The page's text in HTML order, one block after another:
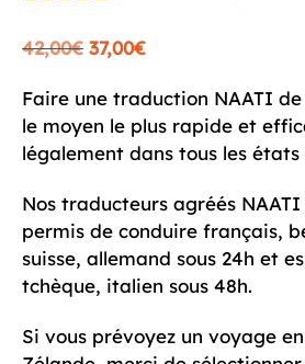
basé sur
42,00€ Le
initial
était :
42,00€.
37,00€Le
actuel
est :
37,00€.
Faire une traduction NAATI
le moyen le plus rapide et
légalement dans tous les états
Nos traducteurs agréés
permis de conduire français,
suisse, allemand sous 24h et
tchèque, italien sous 48h.
Si vous prévoyez un voyage